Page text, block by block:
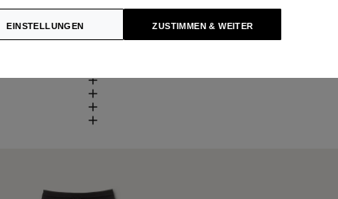
EINSTELLUNGEN ZUSTIMMEN & WEITER